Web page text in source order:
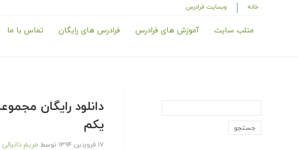
خانه وبسایت فرادرس
متلب سایت آموزش های فرادرس فرادرس های رایگان تماس با ما
دانلود رایگان
یکم
۱۷ فروردین ۱۳۹۴ توسط مریم دانیالی